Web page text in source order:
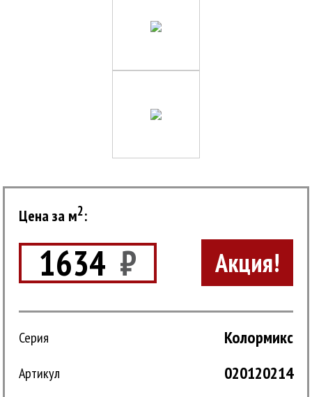
Цена за м2:
1634 ₽ Акция!
Серия Колормикс
Артикул 020120214